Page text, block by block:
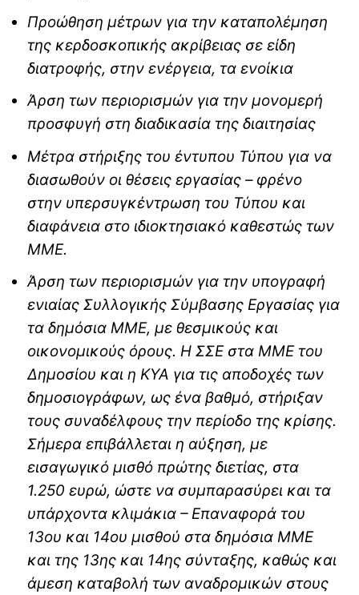
Προώθηση μέτρων για την καταπολέμηση
της κερδοσκοπικής ακρίβειας σε είδη
διατροφής, στην ενέργεια, τα ενοίκια
Άρση των περιορισμών για την μονομερή
προσφυγή στη διαδικασία της διαιτησίας
Μέτρα στήριξης του έντυπου Τύπου για να
διασωθούν οι θέσεις εργασίας – φρένο
στην υπερσυγκέντρωση του Τύπου και
διαφάνεια στο ιδιοκτησιακό καθεστώς των
ΜΜΕ.
Άρση των περιορισμών για την υπογραφή
ενιαίας Συλλογικής Σύμβασης Εργασίας για
τα δημόσια ΜΜΕ, με θεσμικούς και
οικονομικούς όρους. Η ΣΣΕ στα ΜΜΕ του
Δημοσίου και η ΚΥΑ για τις αποδοχές των
δημοσιογράφων, ως ένα βαθμό, στήριξαν
τους συναδέλφους την περίοδο της κρίσης.
Σήμερα επιβάλλεται η αύξηση, με
εισαγωγικό μισθό πρώτης διετίας, στα
1.250 ευρώ, ώστε να συμπαρασύρει και τα
υπάρχοντα κλιμάκια – Επαναφορά του
13ου και 14ου μισθού στα δημόσια ΜΜΕ
και της 13ης και 14ης σύνταξης, καθώς και
άμεση καταβολή των αναδρομικών στους